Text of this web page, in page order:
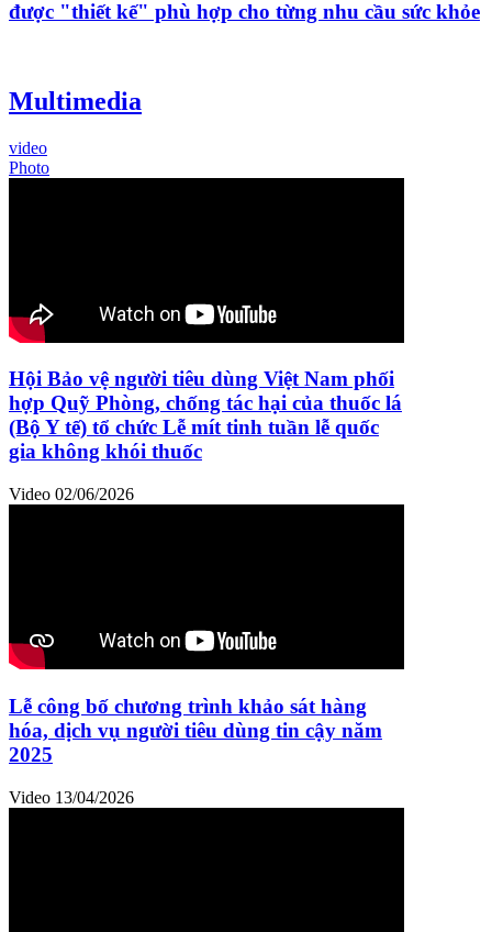
được "thiết kế" phù hợp cho từng nhu cầu sức khỏe
Multimedia
video
Photo
Hội Bảo vệ người tiêu dùng Việt Nam phối
hợp Quỹ Phòng, chống tác hại của thuốc lá
(Bộ Y tế) tổ chức Lễ mít tinh tuần lễ quốc
gia không khói thuốc
Video 02/06/2026
Lễ công bố chương trình khảo sát hàng
hóa, dịch vụ người tiêu dùng tin cậy năm
2025
Video 13/04/2026